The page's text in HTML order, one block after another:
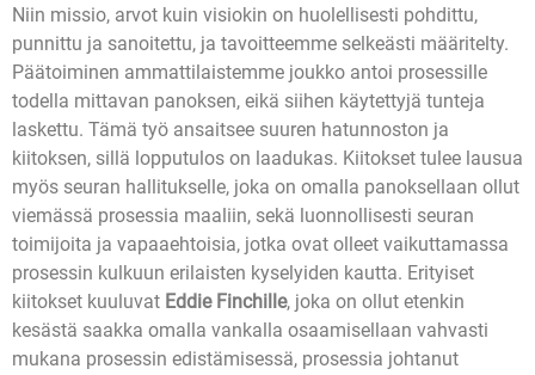
Niin missio, arvot kuin visiokin on huolellisesti pohdittu,
punnittu ja sanoitettu, ja tavoitteemme selkeästi määritelty.
Päätoiminen ammattilaistemme joukko antoi prosessille
todella mittavan panoksen, eikä siihen käytettyjä tunteja
laskettu. Tämä työ ansaitsee suuren hatunnoston ja
kiitoksen, sillä lopputulos on laadukas. Kiitokset tulee lausua
myös seuran hallitukselle, joka on omalla panoksellaan ollut
viemässä prosessia maaliin, sekä luonnollisesti seuran
toimijoita ja vapaaehtoisia, jotka ovat olleet vaikuttamassa
prosessin kulkuun erilaisten kyselyiden kautta. Erityiset
kiitokset kuuluvat Eddie Finchille, joka on ollut etenkin
kesästä saakka omalla vankalla osaamisellaan vahvasti
mukana prosessin edistämisessä, prosessia johtanut